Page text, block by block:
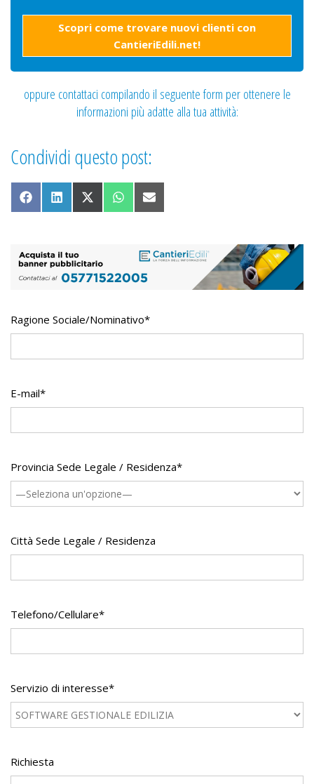
Scopri come trovare nuovi clienti con
CantieriEdili.net!
oppure contattaci compilando il seguente form per ottenere le
informazioni più adatte alla tua attività:
Condividi questo post:
Share on Facebook
Share on LinkedIn
Share on X (Twitter)
Share on WhatsApp
Share on Email
Ragione Sociale/Nominativo*
E-mail*
Provincia Sede Legale / Residenza*
Città Sede Legale / Residenza
Telefono/Cellulare*
Servizio di interesse*
Richiesta